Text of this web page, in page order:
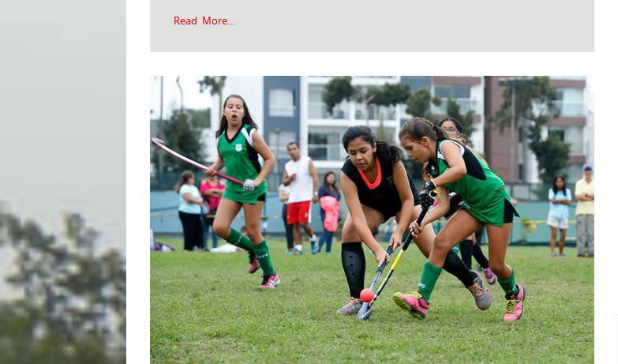
Read More…